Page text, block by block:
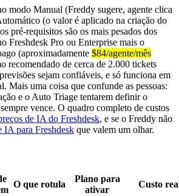
modo Manual (Freddy sugere, agente clica
(o valor é aplicado na criação do
pré-requisitos são os mais pesados dos
Freshdesk Pro ou Enterprise mais o
(aproximadamente $84/agente/mês
recomendado de cerca de 2.000 tickets
sejam confiáveis, e só funciona em
Mais uma coisa que confunde as pessoas:
e o Auto Triage tentarem definir o
vence. O quadro completo de custos
de IA do Freshdesk, e se o Freddy não
IA para Freshdesk que valem um olhar.
O que rotula
Plano para
ativar
Custo